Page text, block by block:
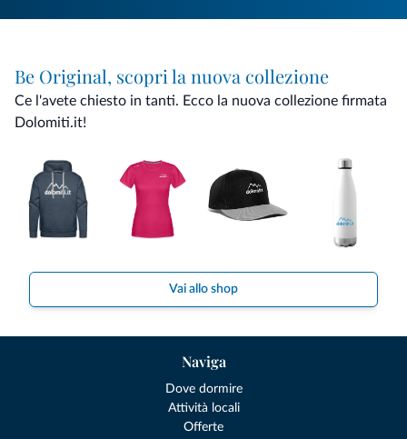
Be Original, scopri la nuova collezione
Ce l'avete chiesto in tanti. Ecco la nuova collezione firmata
Dolomiti.it!
Vai allo shop
Naviga
Dove dormire
Attività locali
Offerte